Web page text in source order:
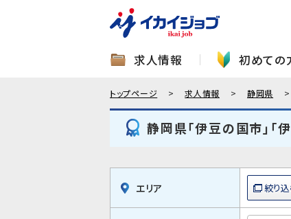
求人情報 初めての
トップページ 求人情報 静岡県
静岡県「伊豆の国市」
エリア